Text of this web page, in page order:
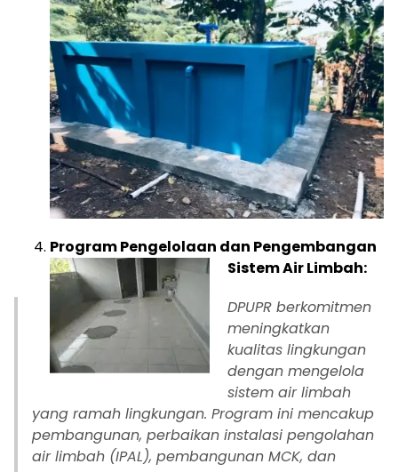
Program Pengelolaan dan Pengembangan
Sistem Air Limbah:
DPUPR berkomitmen
meningkatkan
kualitas lingkungan
dengan mengelola
sistem air limbah
yang ramah lingkungan. Program ini mencakup
pembangunan, perbaikan instalasi pengolahan
air limbah (IPAL), pembangunan MCK, dan